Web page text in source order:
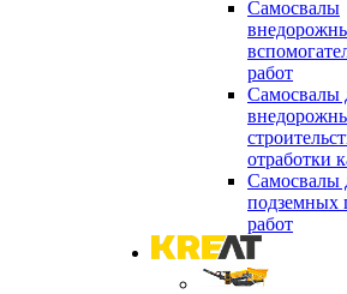
Самосвалы
работ
Самосвалы
отработки
Самосвалы
подземных
работ